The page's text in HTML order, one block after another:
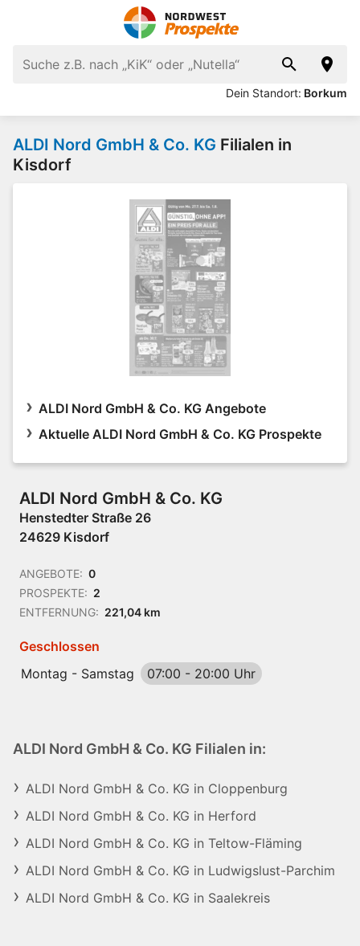
Dein Standort: Borkum
ALDI Nord GmbH & Co. KG Filialen in
Kisdorf
ALDI Nord GmbH & Co. KG Angebote
Aktuelle ALDI Nord GmbH & Co. KG Prospekte
ALDI Nord GmbH & Co. KG
Henstedter Straße 26
24629 Kisdorf
ANGEBOTE: 0
PROSPEKTE: 2
ENTFERNUNG: 221,04 km
Geschlossen
Montag - Samstag
07:00 - 20:00 Uhr
ALDI Nord GmbH & Co. KG Filialen in:
ALDI Nord GmbH & Co. KG in Cloppenburg
ALDI Nord GmbH & Co. KG in Herford
ALDI Nord GmbH & Co. KG in Teltow-Fläming
ALDI Nord GmbH & Co. KG in Ludwigslust-Parchim
ALDI Nord GmbH & Co. KG in Saalekreis